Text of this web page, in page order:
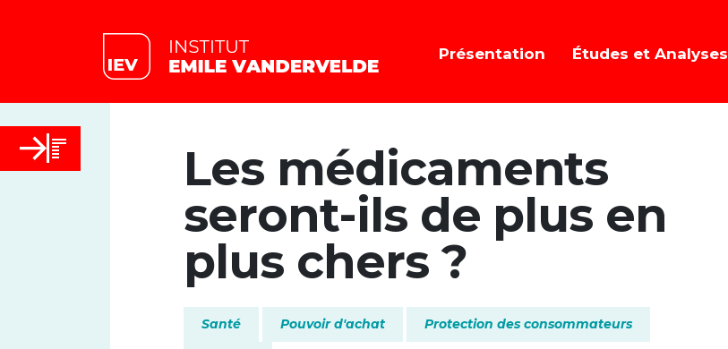
Présentation Études et Analyses
Les médicaments
seront-ils de plus en
plus chers ?
Santé Pouvoir d'achat Protection des consommateurs